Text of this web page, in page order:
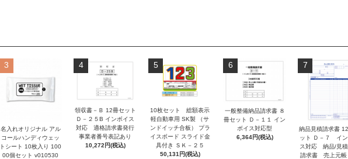
3
名入れオリジナル アル
コールハンディウェッ
トシート 10枚入り 100
00個セット v010530
4
領収書－Ｂ 12冊セット
Ｄ－２５B インボイス
対応 適格請求書発行
事業者番号表記あり
10,272円(税込)
5
10枚セット 総額表示
軽自動車用 SK製 （サ
ンドイッチ合板） プラ
イスボード スライド金
具付き ＳＫ－２５
50,131円(税込)
6
一般整備納品請求書 ８
冊セット Ｄ－１１ イン
ボイス対応型
6,364円(税込)
7
納品見積請求書
ット Ｄ－７ イン
ス対応 納品/見
請求書 売上元